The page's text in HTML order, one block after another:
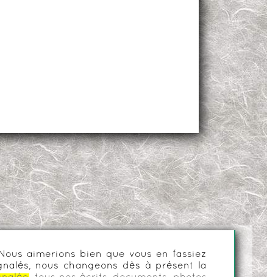
aimerions bien que vous en fassiez
nous changeons dès à présent la